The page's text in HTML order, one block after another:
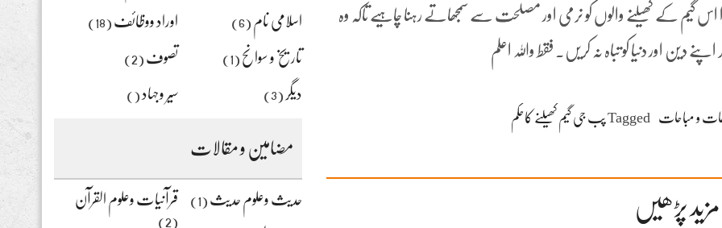
اس گیم کے کھیلنے والوں کو نرمی اور مصلحت سے سمجھاتے رہنا چاہیے تاکہ وہ
دین اور دنیا کو تباہ نہ کریں۔ فقط واللہ اعلم
و مباحات Taggedپب جی گیم کھیلنے کاحکم
مزید پڑھیں
اوراد ووظائف (18) اسلامی نام (6)
تصوف (2) تاریخ و سوانح (1)
سیر وجہاد () دیگر (3)
مضامین و مقالات
قرآنیات وعلوم القرآن
(2)
حدیث وعلوم حدیث (1)